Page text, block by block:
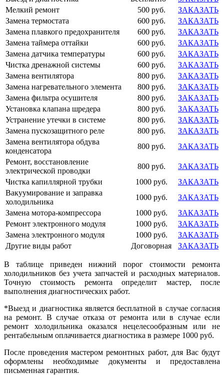
Мелкий ремонт
500 руб.
ЗАКАЗАТЬ
Замена термостата
600 руб.
ЗАКАЗАТЬ
Замена плавкого предохранителя
600 руб.
ЗАКАЗАТЬ
Замена таймера оттайки
600 руб.
ЗАКАЗАТЬ
Замена датчика температуры
600 руб.
ЗАКАЗАТЬ
Чистка дренажной системы
600 руб.
ЗАКАЗАТЬ
Замена вентилятора
800 руб.
ЗАКАЗАТЬ
Замена нагревательного элемента
800 руб.
ЗАКАЗАТЬ
Замена фильтра осушителя
800 руб.
ЗАКАЗАТЬ
Установка клапана шредера
800 руб.
ЗАКАЗАТЬ
Устранение утечки в системе
800 руб.
ЗАКАЗАТЬ
Замена пускозащитного реле
800 руб.
ЗАКАЗАТЬ
Замена вентилятора обдува
конденсатора
800 руб.
ЗАКАЗАТЬ
Ремонт, восстановление
электрической проводки
800 руб.
ЗАКАЗАТЬ
Чистка капиллярной трубки
1000 руб.
ЗАКАЗАТЬ
Вакуумирование и заправка
холодильника
1000 руб.
ЗАКАЗАТЬ
Замена мотора-компрессора
1000 руб.
ЗАКАЗАТЬ
Ремонт электронного модуля
1000 руб.
ЗАКАЗАТЬ
Замена электронного модуля
1000 руб.
ЗАКАЗАТЬ
Другие виды работ
Договорная ЗАКАЗАТЬ
В таблице приведен нижний порог стоимости ремонта
холодильников без учета запчастей и расходных материалов.
Точную стоимость ремонта определит мастер, после
выполнения диагностических работ.
*Выезд и диагностика является бесплатной в случае согласия
на ремонт. В случае отказа от ремонта или в случае если
ремонт холодильника оказался нецелесообразным или не
рентабельным оплачивается диагностика в размере 1000 руб.
После проведения мастером ремонтных работ, для Вас будут
оформлены необходимые документы и предоставлена
письменная гарантия.